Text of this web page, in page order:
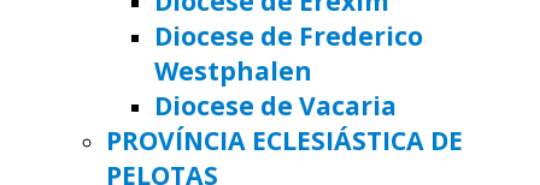
Diocese de Frederico
Westphalen
Diocese de Vacaria
PROVÍNCIA ECLESIÁSTICA DE
PELOTAS